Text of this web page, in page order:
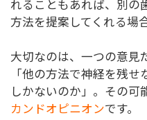
れることもあれば、別の
方法を提案してくれる場
大切なのは、一つの意見
「他の方法で神経を残
しかないのか」。その可
カンドオピニオンです。